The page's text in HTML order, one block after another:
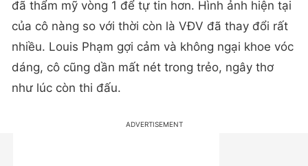
đã thẩm mỹ vòng 1 để tự tin hơn. Hình ảnh hiện tại
của cô nàng so với thời còn là VĐV đã thay đổi rất
nhiều. Louis Phạm gợi cảm và không ngại khoe vóc
dáng, cô cũng dần mất nét trong trẻo, ngây thơ
như lúc còn thi đấu.